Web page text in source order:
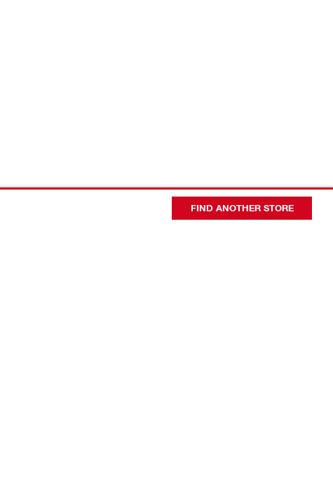
FIND ANOTHER STORE